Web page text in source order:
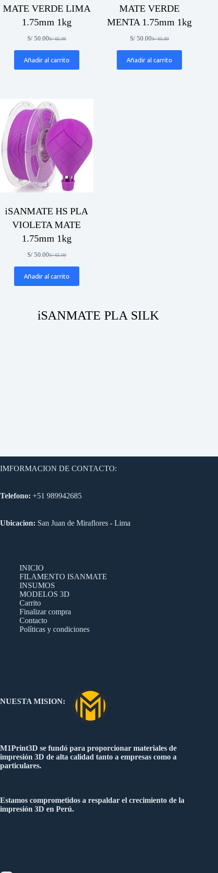
MATE VERDE LIMA
1.75mm 1kg
S/65.00
El
precio
original
S/50.00El
precio
actual
Añadir al carrito
MATE VERDE
MENTA 1.75mm 1kg
S/65.00
El
precio
original
S/ 50.00El
precio
actual
Añadir al carrito
iSANMATE HS PLA
VIOLETA MATE
1.75mm 1kg
S/65.00
El
precio
original
era:
S/50.00El
precio
actual
es:
Añadir al carrito
iSANMATE PLA SILK
IMFORMACION DE CONTACTO:
Telefono: +51 989942685
Ubicacion: San Juan de Miraflores - Lima
INICIO
FILAMENTO ISANMATE
INSUMOS
MODELOS 3D
Carrito
Finalizar compra
Contacto
Políticas y condiciones
NUESTA MISION:
M1Print3D se fundó para proporcionar materiales de
impresión 3D de alta calidad tanto a empresas como a
particulares.
Estamos comprometidos a respaldar el crecimiento de la
impresión 3D en Perú.